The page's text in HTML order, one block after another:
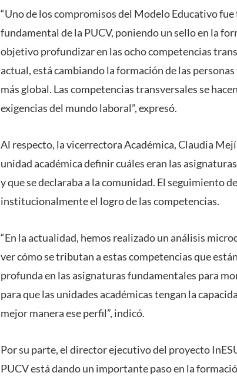
“Uno de los compromisos del Modelo Educativo
fundamental de la PUCV, poniendo un sello en la
objetivo profundizar en las ocho competencias
actual, está cambiando la formación de las
más global. Las competencias transversales se
exigencias del mundo laboral”, expresó.
Al respecto, la vicerrectora Académica, Claudia
unidad académica definir cuáles eran las
y que se declaraba a la comunidad. El seguimiento
institucionalmente el logro de las competencias.
“En la actualidad, hemos realizado un análisis
ver cómo se tributan a estas competencias que
profunda en las asignaturas fundamentales para
para que las unidades académicas tengan la
mejor manera ese perfil”, indicó.
Por su parte, el director ejecutivo del proyecto
PUCV está dando un importante paso en la